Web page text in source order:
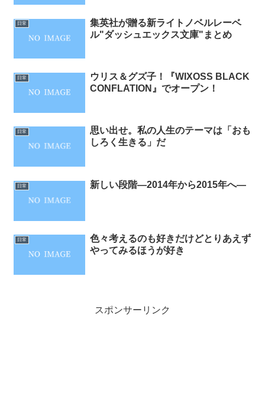
日常
集英社が贈る新ライトノベルレーベ
ル"ダッシュエックス文庫"まとめ
日常
ウリス＆グズ子！『WIXOSS BLACK
CONFLATION』でオープン！
日常
思い出せ。私の人生のテーマは「おも
しろく生きる」だ
日常 新しい段階―2014年から2015年へ―
日常
色々考えるのも好きだけどとりあえず
やってみるほうが好き
スポンサーリンク